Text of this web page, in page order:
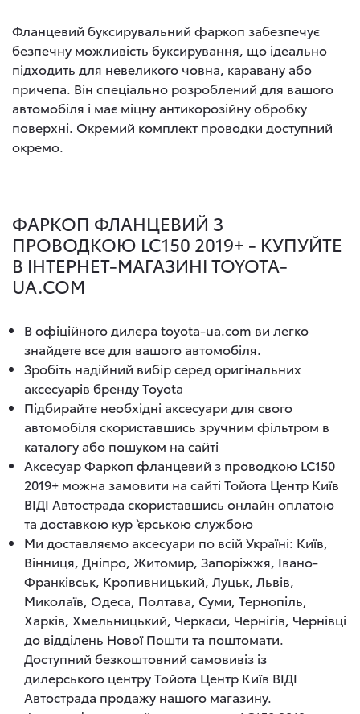
Фланцевий буксирувальний фаркоп забезпечує
безпечну можливість буксирування, що ідеально
підходить для невеликого човна, каравану або
причепа. Він спеціально розроблений для вашого
автомобіля і має міцну антикорозійну обробку
поверхні. Окремий комплект проводки доступний
окремо.
ФАРКОП ФЛАНЦЕВИЙ З
ПРОВОДКОЮ LC150 2019+ - КУПУЙТЕ
В ІНТЕРНЕТ-МАГАЗИНІ TOYOTA-
UA.COM
В офіційного дилера toyota-ua.com ви легко
знайдете все для вашого автомобіля.
Зробіть надійний вибір серед оригінальних
аксесуарів бренду Toyota
Підбирайте необхідні аксесуари для свого
автомобіля скориставшись зручним фільтром в
каталогу або пошуком на сайті
Аксесуар Фаркоп фланцевий з проводкою LC150
2019+ можна замовити на сайті Тойота Центр Київ
ВІДІ Автострада скориставшись онлайн оплатою
та доставкою кур`єрською службою
Ми доставляємо аксесуари по всій Україні: Київ,
Вінниця, Дніпро, Житомир, Запоріжжя, Івано-
Франківськ, Кропивницький, Луцьк, Львів,
Миколаїв, Одеса, Полтава, Суми, Тернопіль,
Харків, Хмельницький, Черкаси, Чернігів, Чернівці
до відділень Нової Пошти та поштомати.
Доступний безкоштовний самовивіз із
дилерського центру Тойота Центр Київ ВІДІ
Автострада продажу нашого магазину.